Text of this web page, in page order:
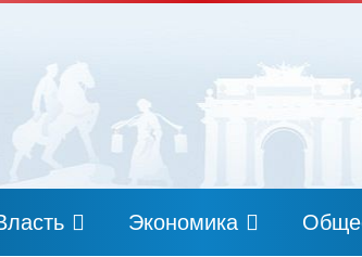
Экономика